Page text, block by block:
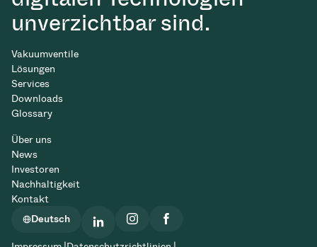
unverzichtbar sind.
Vakuumventile
Lösungen
Services
Downloads
Glossary
Über uns
News
Investoren
Nachhaltigkeit
Kontakt
Deutsch